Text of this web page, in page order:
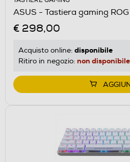
ASUS - Tastiera gaming
€ 298,00
Acquisto online: disponibile
Ritiro in negozio: non disponibile